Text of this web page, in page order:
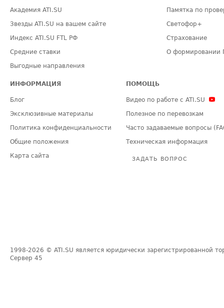
Академия ATI.SU
Звезды ATI.SU на вашем сайте
Индекс ATI.SU FTL РФ
Средние ставки
Выгодные направления
Памятка по
Светофор+
Страхование
О формировании
ИНФОРМАЦИЯ
Блог
Эксклюзивные материалы
Политика конфиденциальности
Общие положения
Карта сайта
ПОМОЩЬ
Видео по работе с ATI.SU
Полезное по перевозкам
Часто задаваемые вопросы
Техническая информация
ЗАДАТЬ ВОПРОС
1998-2026 © ATI.SU является юридически зарегистрированной
Сервер 45